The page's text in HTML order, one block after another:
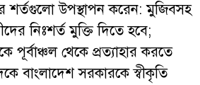
শর্তগুলো উপস্থাপন করেন: মুজিবসহ
নিঃশর্ত মুক্তি দিতে হবে;
পূর্বাঞ্চল থেকে প্রত্যাহার করতে
বাংলাদেশ সরকারকে স্বীকৃতি